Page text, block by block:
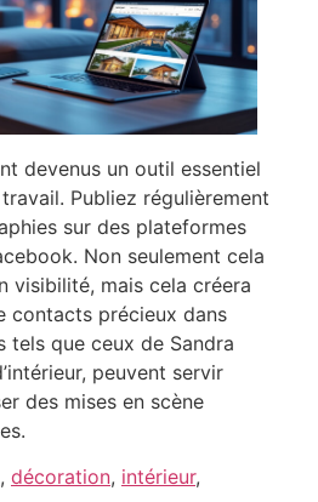
devenus un outil essentiel
Publiez régulièrement
sur des plateformes
Non seulement cela
visibilité, mais cela créera
contacts précieux dans
tels que ceux de Sandra
peuvent servir
des mises en scène
, décoration, intérieur,